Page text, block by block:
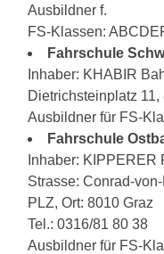
Ausbildner f.
FS-Klassen:
Fahrschule
Inhaber: KHABIR
Dietrichsteinplatz 11,
Ausbildner für FS-
Fahrschule
Inhaber: KIPPERER
Strasse: Conrad-
PLZ, Ort: 8010 Graz
Tel.: 0316/81 80 38
Ausbildner für FS-